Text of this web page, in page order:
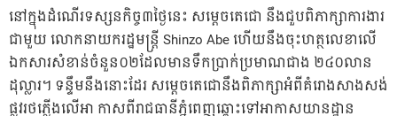
នៅក្នុងដំណើរទស្សនកិច្ច៣ថ្ងៃនេះ សម្តេចតេជោ នឹងជួបពិភាក្សាការងារ
ជាមួយ លោកនាយករដ្ឋមន្រ្តី Shinzo Abe ហើយនឹងចុះហត្ថលេខាលើ
ឯកសារសំខាន់ចំនួន០២ដែលមានទឹកប្រាក់ប្រមាណជាង ២៤០លាន
ដុល្លារ។ ទន្ទឹមនឹងនោះដែរ សម្តេចតេជោនឹងពិភាក្សាអំពីគំរោងសាងសង់
ផ្លូវរថភ្លើងលើអា កាសពីរាជធានីភ្នំពេញឆ្ពោះទៅអាកាសយានដ្ឋាន